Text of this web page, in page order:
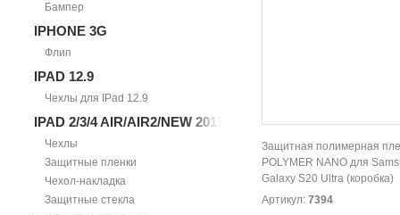
Бампер
IPHONE 3G
Флип
IPAD 12.9
Чехлы для IPad 12.9
IPAD 2/3/4 AIR/AIR2/NEW 2017
Чехлы
Защитные пленки
Чехол-накладка
Защитные стекла
Защитная полимерная
POLYMER NANO для
Galaxy S20 Ultra (коробка)
Артикул: 7394